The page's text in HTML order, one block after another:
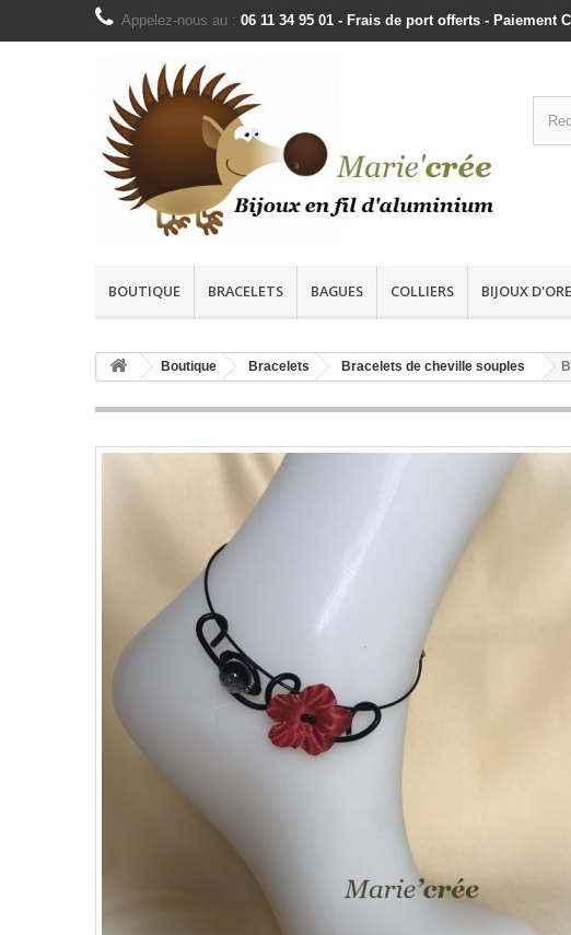
Appelez-nous au : 06 11 34 95 01 - Frais de port offerts -
BOUTIQUE BRACELETS BAGUES COLLIERS BIJOUX
Boutique Bracelets Bracelets de cheville souples